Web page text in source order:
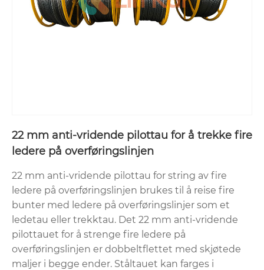
22 mm anti-vridende pilottau for å trekke fire
ledere på overføringslinjen
22 mm anti-vridende pilottau for string av fire
ledere på overføringslinjen brukes til å reise fire
bunter med ledere på overføringslinjer som et
ledetau eller trekktau. Det 22 mm anti-vridende
pilottauet for å strenge fire ledere på
overføringslinjen er dobbeltflettet med skjøtede
maljer i begge ender. Ståltauet kan farges i